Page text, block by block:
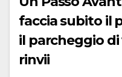
faccia subito il
il parcheggio di
rinvii